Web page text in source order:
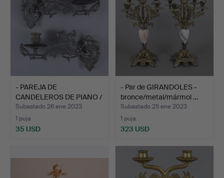
- PAREJA DE
CANDELEROS DE PIANO /
LÁMPARAS…
Subastado 26 ene 2023
1 puja
35 USD
- Par de GIRANDOLES -
bronce/metal/mármol …
Subastado 25 ene 2023
1 puja
323 USD